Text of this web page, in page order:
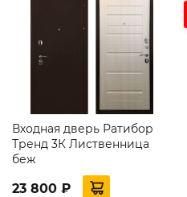
Входная дверь Ратибор
Тренд 3К Лиственница
беж
23 800 ₽